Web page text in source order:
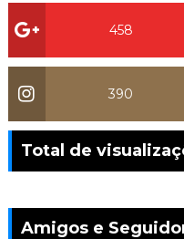
458
390
Total de
Amigos e